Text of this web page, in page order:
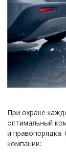
При охране
оптимальный
и
компании: